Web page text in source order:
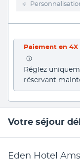
Paiement en
Réglez
réservant
Votre séjour
Eden Hotel